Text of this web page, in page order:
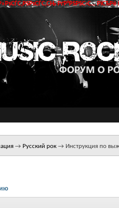
РґР°РЅРЅС‹С…
→ Русский рок → Инструкция по